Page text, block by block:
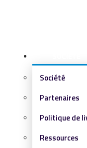
Société
Partenaires
Politique de
Ressources